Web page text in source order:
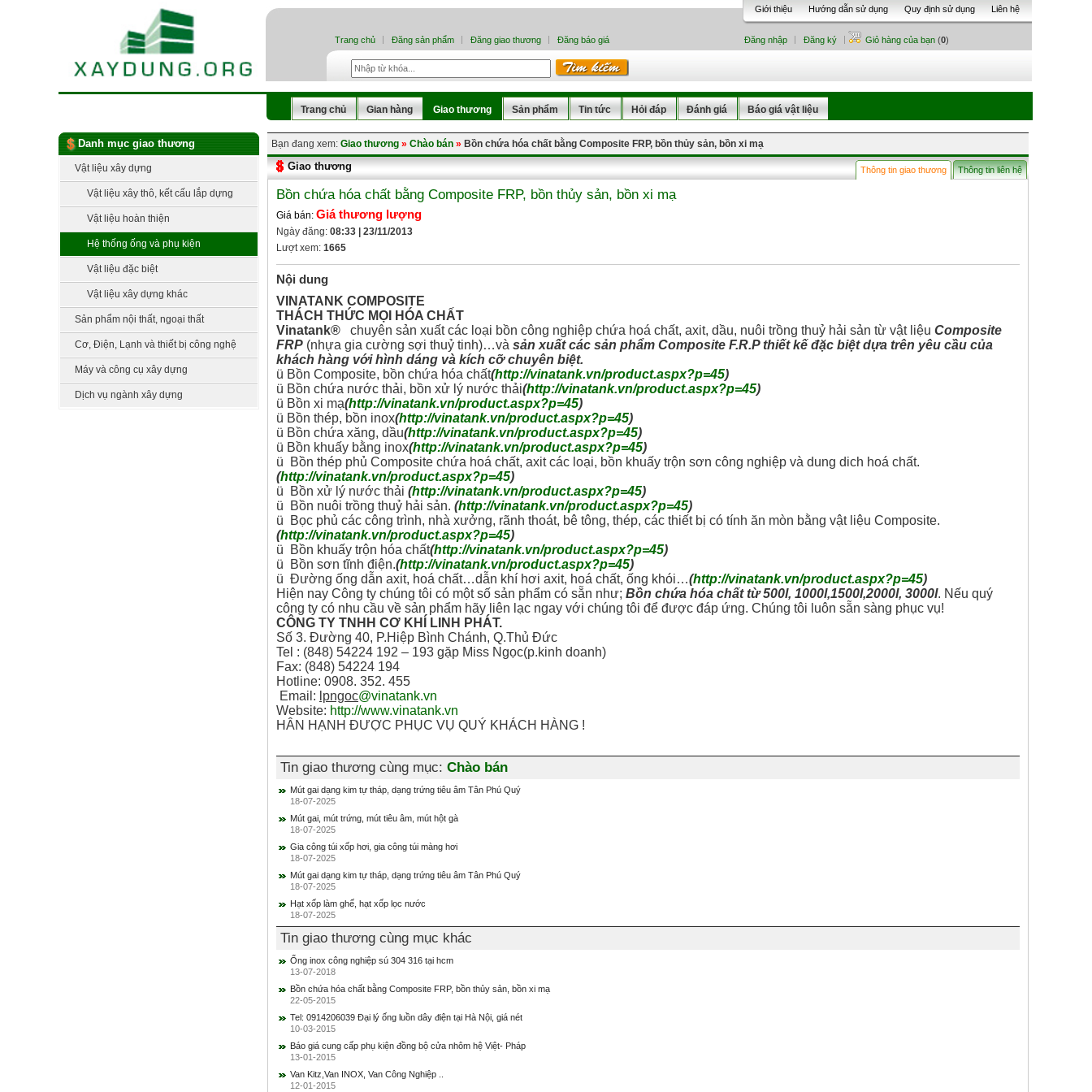
Giới thiệu Hướng dẫn sử dụng Quy định sử dụng Liên hệ
Trang chủ Đăng sản phẩm Đăng giao thương Đăng báo giá Đăng nhập Đăng ký Giỏ hàng của bạn (0)
Trang chủ Gian hàng Giao thương Sản phẩm Tin tức Hỏi đáp Đánh giá Báo giá vật liệu
Danh mục giao thương
Vật liệu xây dựng
Vật liệu xây thô, kết cấu lắp dựng
Vật liệu hoàn thiện
Hệ thống ống và phụ kiện
Vật liệu đặc biệt
Vật liệu xây dựng khác
Sản phẩm nội thất, ngoại thất
Cơ, Điện, Lạnh và thiết bị công nghệ
Máy và công cụ xây dựng
Dịch vụ ngành xây dựng
Bạn đang xem: Giao thương » Chào bán » Bồn chứa hóa chất bằng Composite FRP, bồn thủy sản, bồn xi mạ
Giao thương Thông tin giao thương Thông tin liên hệ
Bồn chứa hóa chất bằng Composite FRP, bồn thủy sản, bồn xi mạ
Giá bán: Giá thương lượng
Ngày đăng: 08:33 | 23/11/2013
Lượt xem: 1665
Nội dung
VINATANK COMPOSITE
THÁCH THỨC MỌI HÓA CHẤT
Vinatank® chuyên sản xuất các loại bồn công nghiệp chứa hoá chất, axit, dầu, nuôi trồng thuỷ hải sản từ vật liệu Composite
FRP (nhựa gia cường sợi thuỷ tinh)…và sản xuất các sản phẩm Composite F.R.Pthiết kế đặc biệt dựa trên yêu cầu của
khách hàng với hình dáng và kích cỡ chuyên biệt.
ü Bồn Composite, bồn chứa hóa chất(http://vinatank.vn/product.aspx?p=45)
ü Bồn chứa nước thải, bồn xử lý nước thải(http://vinatank.vn/product.aspx?p=45)
ü Bồn xi mạ(http://vinatank.vn/product.aspx?p=45)
ü Bồn thép, bồn inox(http://vinatank.vn/product.aspx?p=45)
ü Bồn chứa xăng, dầu(http://vinatank.vn/product.aspx?p=45)
ü Bồn khuấy bằng inox(http://vinatank.vn/product.aspx?p=45)
ü Bồn thép phủ Composite chứa hoá chất, axit các loại, bồn khuấy trộn sơn công nghiệp và dung dich hoá chất.
(http://vinatank.vn/product.aspx?p=45)
ü Bồn xử lý nước thải (http://vinatank.vn/product.aspx?p=45)
ü Bồn nuôi trồng thuỷ hải sản. (http://vinatank.vn/product.aspx?p=45)
ü Bọc phủ các công trình, nhà xưởng, rãnh thoát, bê tông, thép, các thiết bị có tính ăn mòn bằng vật liệu Composite.
(http://vinatank.vn/product.aspx?p=45)
ü Bồn khuấy trộn hóa chất(http://vinatank.vn/product.aspx?p=45)
ü Bồn sơn tĩnh điện.(http://vinatank.vn/product.aspx?p=45)
ü Đường ống dẫn axit, hoá chất…dẫn khí hơi axit, hoá chất, ống khói…(http://vinatank.vn/product.aspx?p=45)
Hiện nay Công ty chúng tôi có một số sản phẩm có sẵn như; Bồn chứa hóa chất từ500l, 1000l,1500l,2000l, 3000l. Nếu quý
công ty có nhu cầu về sản phẩm hãy liên lạc ngay với chúng tôi để được đáp ứng. Chúng tôi luôn sẵn sàng phục vụ!
CÔNG TY TNHH CƠ KHÍ LINH PHÁT.
Số 3. Đường 40, P.Hiệp Bình Chánh, Q.Thủ Đức
Tel : (848) 54224 192 – 193 gặp Miss Ngọc(p.kinh doanh)
Fax: (848) 54224 194
Hotline: 0908. 352. 455
Email: lpngoc@vinatank.vn
Website: http://www.vinatank.vn
HÂN HẠNH ĐƯỢC PHỤC VỤ QUÝ KHÁCH HÀNG !
Tin giao thương cùng mục: Chào bán
Mút gai dạng kim tự tháp, dạng trứng tiêu âm Tân Phú Quý
18-07-2025
Mút gai, mút trứng, mút tiêu âm, mút hột gà
18-07-2025
Gia công túi xốp hơi, gia công túi màng hơi
18-07-2025
Mút gai dạng kim tự tháp, dạng trứng tiêu âm Tân Phú Quý
18-07-2025
Hạt xốp làm ghế, hạt xốp lọc nước
18-07-2025
Tin giao thương cùng mục khác
Ống inox công nghiệp sú 304 316 tại hcm
13-07-2018
Bồn chứa hóa chất bằng Composite FRP, bồn thủy sản, bồn xi mạ
22-05-2015
Tel: 0914206039 Đại lý ống luồn dây điện tại Hà Nội, giá nét
10-03-2015
Báo giá cung cấp phụ kiện đồng bộ cửa nhôm hệ Việt- Pháp
13-01-2015
Van Kitz,Van INOX, Van Công Nghiệp ..
12-01-2015